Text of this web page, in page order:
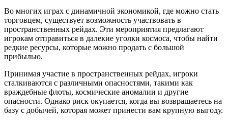
Во многих играх с динамичной экономикой, где можно стать
торговцем, существует возможность участвовать в
пространственных рейдах. Эти мероприятия предлагают
игрокам отправиться в далекие уголки космоса, чтобы найти
редкие ресурсы, которые можно продать с большой
прибылью.
Принимая участие в пространственных рейдах, игроки
сталкиваются с различными опасностями, такими как
враждебные флоты, космические аномалии и другие
опасности. Однако риск окупается, когда вы возвращаетесь на
базу с добычей, которая может принести вам крупную выгоду.